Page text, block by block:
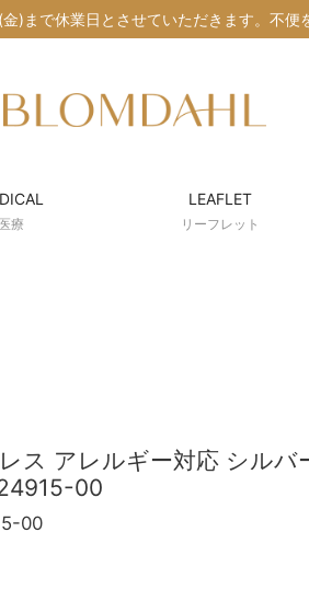
)まで休業日とさせていただきます。不便
医療
LEAFLET
リーフレット
ス アレルギー対応 シル
00
00